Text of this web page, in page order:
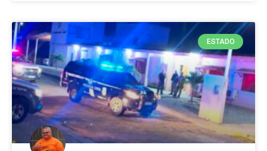
ESTADO